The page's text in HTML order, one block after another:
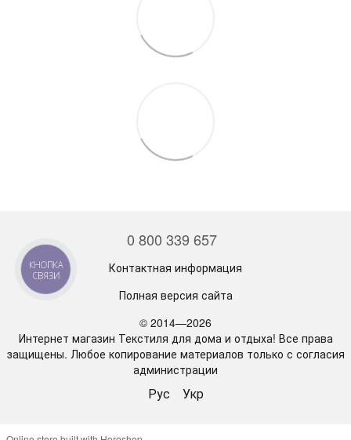
0 800 339 657
Контактная информация
Полная версия сайта
© 2014—2026
Интернет магазин Текстиля для дома и отдыха! Все права
защищены. Любое копирование материалов только с согласия
администрации
Рус Укр
КНОПКА
СВЯЗИ